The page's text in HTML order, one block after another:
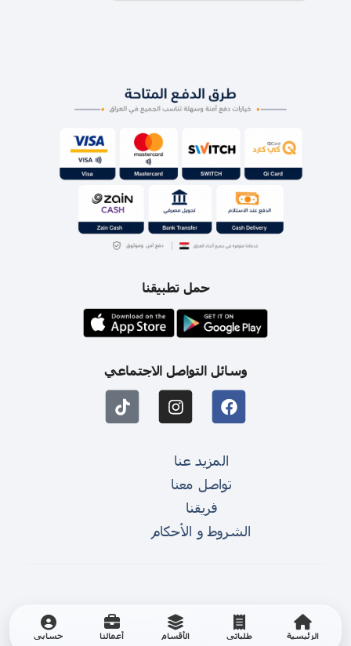
الرئيسية طلباتي الأقسام أعمالنا حسابي
حمل تطبيقنا
وسائل التواصل الاجتماعي
المزيد عنا
تواصل معنا
فريقنا
الشروط و الأحكام